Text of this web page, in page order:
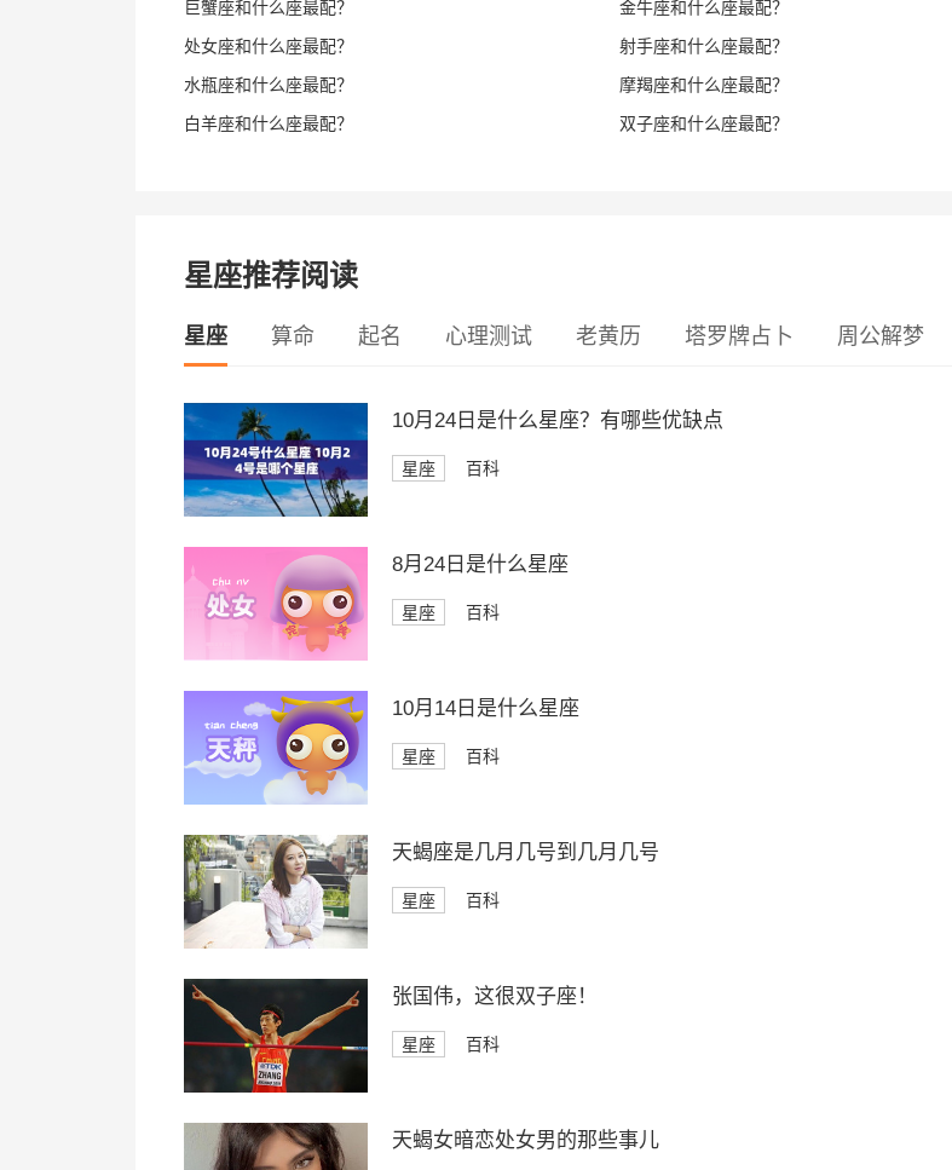
巨蟹座和什么座最配？
金牛座和什么座最配？
处女座和什么座最配？
射手座和什么座最配？
水瓶座和什么座最配？
摩羯座和什么座最配？
白羊座和什么座最配？
双子座和什么座最配？
星座推荐阅读
星座 算命 起名 心理测试 老黄历 塔罗牌占卜 周公解梦
10月24日是什么星座？有哪些优缺点
星座 百科
8月24日是什么星座
星座 百科
10月14日是什么星座
星座 百科
天蝎座是几月几号到几月几号
星座 百科
张国伟，这很双子座！
星座 百科
天蝎女暗恋处女男的那些事儿